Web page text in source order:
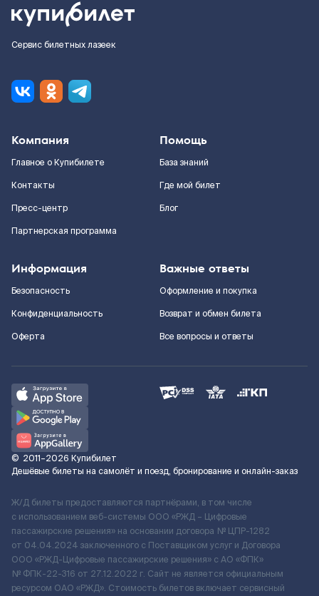
Сервис билетных лазеек
Компания
Главное о Купибилете
Контакты
Пресс-центр
Партнерская программа
Помощь
База знаний
Где мой билет
Блог
Информация
Безопасность
Конфиденциальность
Оферта
Важные ответы
Оформление и покупка
Возврат и обмен билета
Все вопросы и ответы
© 2011–2026 Купибилет
Дешёвые билеты на самолёт и поезд, бронирование и онлайн-заказ
Ж/Д билеты предоставляются партнёрами, в том числе
с использованием веб-системы ООО «РЖД – Цифровые
пассажирские решения» на основании договора № ЦПР-1282
от 04.04.2024 заключенного с Поставщиком услуг и Договора
ООО «РЖД-Цифровые пассажирские решения» c АО «ФПК»
№ ФПК-22-316 от 27.12.2022 г. Сайт не является официальным
ресурсом ОАО «РЖД». Стоимость билетов включает сервисный